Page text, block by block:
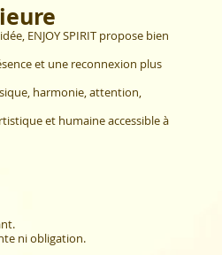
ENJOY SPIRIT propose bien
et une reconnexion plus
harmonie, attention,
et humaine accessible à
ni obligation.